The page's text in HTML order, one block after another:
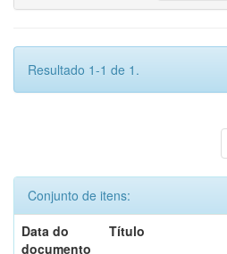
Resultado 1-1 de 1.
Conjunto de itens:
Data do
documento
Título